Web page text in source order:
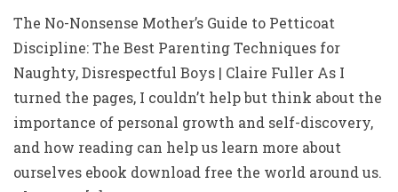
The No-Nonsense Mother’s Guide to Petticoat
Discipline: The Best Parenting Techniques for
Naughty, Disrespectful Boys | Claire Fuller As I
turned the pages, I couldn’t help but think about the
importance of personal growth and self-discovery,
and how reading can help us learn more about
ourselves ebook download free the world around us.